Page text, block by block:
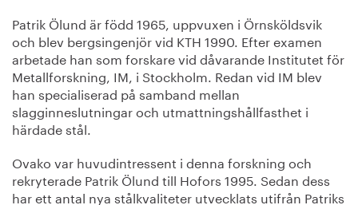
Patrik Ölund är född 1965, uppvuxen i Örnsköldsvik
och blev bergsingenjör vid KTH 1990. Efter examen
arbetade han som forskare vid dåvarande Institutet för
Metallforskning, IM, i Stockholm. Redan vid IM blev
han specialiserad på samband mellan
slagginneslutningar och utmattningshållfasthet i
härdade stål.
Ovako var huvudintressent i denna forskning och
rekryterade Patrik Ölund till Hofors 1995. Sedan dess
har ett antal nya stålkvaliteter utvecklats utifrån Patriks